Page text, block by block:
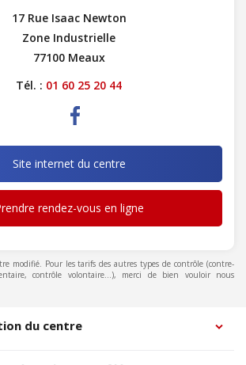
17 Rue Isaac Newton
Zone Industrielle
77100 Meaux
Tél. : 01 60 25 20 44
Site internet du centre
rendez-vous en ligne
modifié. Pour les tarifs des autres types de contrôle (contre-
contrôle volontaire...), merci de bien vouloir nous
du centre